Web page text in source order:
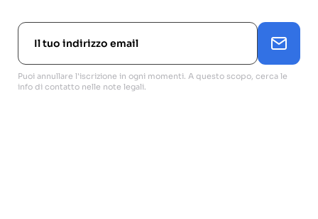
Puoi annullare l'iscrizione in ogni momenti. A questo scopo, cerca le
info di contatto nelle note legali.